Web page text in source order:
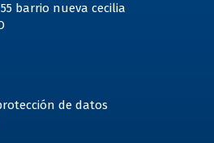
barrio nueva cecilia
de datos